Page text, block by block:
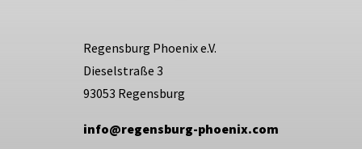
Regensburg Phoenix e.V.
Dieselstraße 3
93053 Regensburg
info@regensburg-phoenix.com